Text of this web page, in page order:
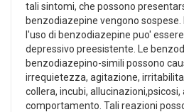
tali sintomi, che possono
benzodiazepine vengono sospese.
l'uso di benzodiazepine puo'
depressivo preesistente. Le
benzodiazepino-simili possono
irrequietezza, agitazione,
collera, incubi,
comportamento. Tali reazioni